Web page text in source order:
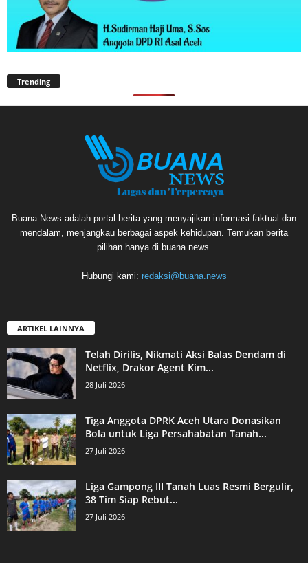
Trending
Buana News adalah portal berita yang menyajikan informasi faktual dan
mendalam, menjangkau berbagai aspek kehidupan. Temukan berita
pilihan hanya di buana.news.
Hubungi kami: redaksi@buana.news
ARTIKEL LAINNYA
Telah Dirilis, Nikmati Aksi Balas Dendam di
Netflix, Drakor Agent Kim...
28 Juli 2026
Tiga Anggota DPRK Aceh Utara Donasikan
Bola untuk Liga Persahabatan Tanah...
27 Juli 2026
Liga Gampong III Tanah Luas Resmi Bergulir,
38 Tim Siap Rebut...
27 Juli 2026